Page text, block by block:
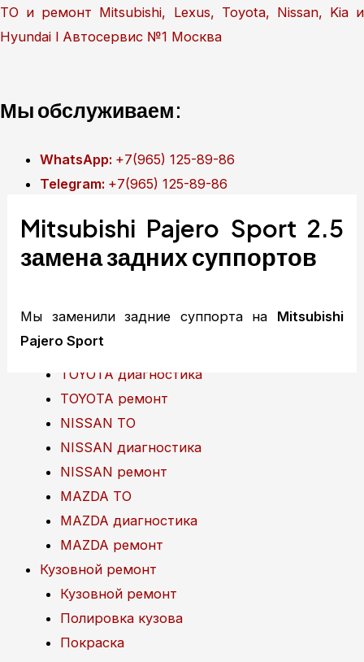
Перейти
к
ТО и ремонт Mitsubishi, Lexus, Toyota, Nissan, Kia и
Hyundai l Автосервис №1 Москва
Мы обслуживаем:
WhatsApp: +7(965) 125-89-86
Telegram: +7(965) 125-89-86
Главная
Техобслуживание
MITSUBISHI ремонт
TOYOTA ТО
TOYOTA диагностика
TOYOTA ремонт
NISSAN ТО
NISSAN диагностика
NISSAN ремонт
MAZDA ТО
MAZDA диагностика
MAZDA ремонт
Кузовной ремонт
Кузовной ремонт
Полировка кузова
Покраска
Mitsubishi Pajero Sport 2.5
замена задних суппортов
Мы заменили задние суппорта на Mitsubishi
Pajero Sport